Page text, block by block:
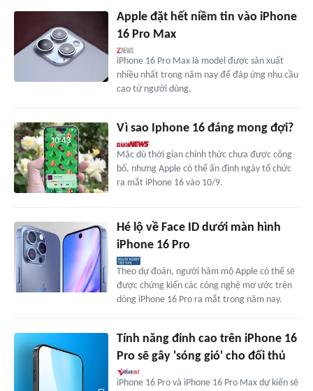
Apple đặt hết niềm tin vào iPhone
16 Pro Max
iPhone 16 Pro Max là model được sản xuất
nhiều nhất trong năm nay để đáp ứng nhu cầu
cao từ người dùng.
Vì sao Iphone 16 đáng mong đợi?
Mặc dù thời gian chính thức chưa được công
bố, nhưng Apple có thể ấn định ngày tổ chức
ra mắt iPhone 16 vào 10/9.
Hé lộ về Face ID dưới màn hình
iPhone 16 Pro
Theo dự đoán, người hâm mộ Apple có thể sẽ
được chứng kiến các công nghệ mơ ước trên
dòng iPhone 16 Pro ra mắt trong năm nay.
Tính năng đỉnh cao trên iPhone 16
Pro sẽ gây 'sóng gió' cho đối thủ
iPhone 16 Pro và iPhone 16 Pro Max dự kiến sẽ